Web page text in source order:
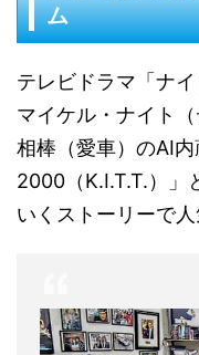
ム
テレビドラマ「ナ
マイケル・ナイト
相棒（愛車）のAI
2000（K.I.T.T.）」
いくストーリーで人